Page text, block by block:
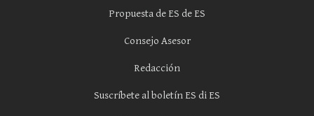
Propuesta de ES de ES
Consejo Asesor
Redacción
Suscríbete al boletín ES di ES